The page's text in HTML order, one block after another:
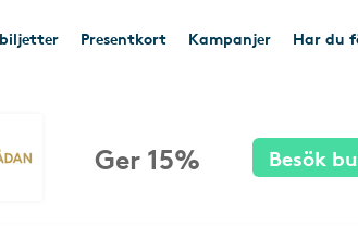
Presentkort Kampanjer Har du
Ger 15% Besök